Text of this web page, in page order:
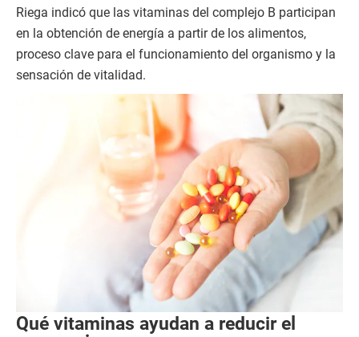
Riega indicó que las vitaminas del complejo B participan
en la obtención de energía a partir de los alimentos,
proceso clave para el funcionamiento del organismo y la
sensación de vitalidad.
Qué vitaminas ayudan a reducir el